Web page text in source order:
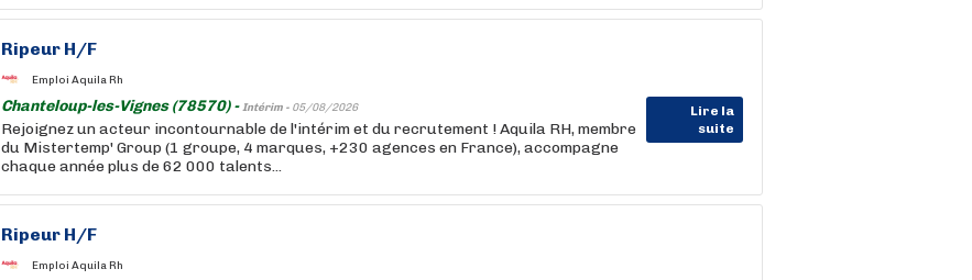
Ripeur H/F
Emploi Aquila Rh
Chanteloup-les-Vignes (78570) -Intérim - 05/08/2026
Lire la
suite
Rejoignez un acteur incontournable de l'intérim et du recrutement ! Aquila RH, membre
du Mistertemp' Group (1 groupe, 4 marques, +230 agences en France), accompagne
chaque année plus de 62 000 talents...
Ripeur H/F
Emploi Aquila Rh